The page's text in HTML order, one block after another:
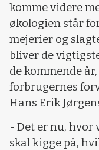
komme videre
økologien står
mejerier og
bliver de
de kommende
forbrugernes
Hans Erik
- Det er nu, hvor
skal kigge på,